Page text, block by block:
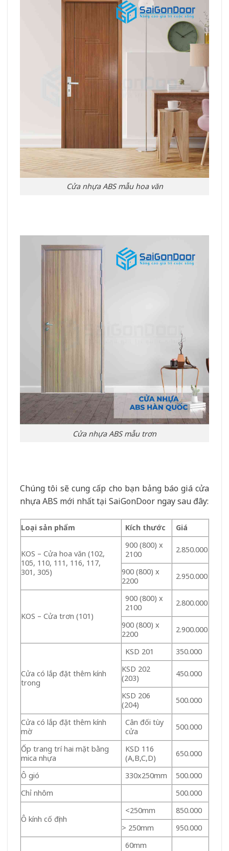
Cửa nhựa ABS mẫu hoa văn
Cửa nhựa ABS mẫu trơn
Chúng tôi sẽ cung cấp cho bạn bảng báo giá cửa
nhựa ABS mới nhất tại SaiGonDoor ngay sau đây:
Loại sản phẩm Kích thước Giá
KOS – Cửa hoa văn (102,
105, 110, 111, 116, 117,
301, 305)
900 (800) x
2100
2.850.000
900 (800) x
2200
2.950.000
KOS – Cửa trơn (101)
900 (800) x
2100
2.800.000
900 (800) x
2200
2.900.000
Cửa có lắp đặt thêm kính
trong
KSD 201
350.000
KSD 202
(203)
450.000
KSD 206
(204)
500.000
Cửa có lắp đặt thêm kính
mờ
Cân đối tùy
cửa
500.000
Ốp trang trí hai mặt bằng
mica nhựa
KSD 116
(A,B,C,D)
650.000
Ô gió 330x250mm
500.000
Chỉ nhôm
500.000
Ô kính cố định
<250mm
850.000
> 250mm
950.000
60mm